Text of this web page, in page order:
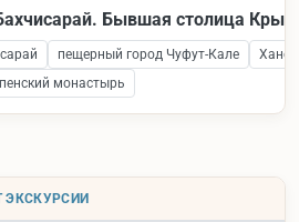
Бывшая столица
пещерный город Чуфут-Кале
монастырь